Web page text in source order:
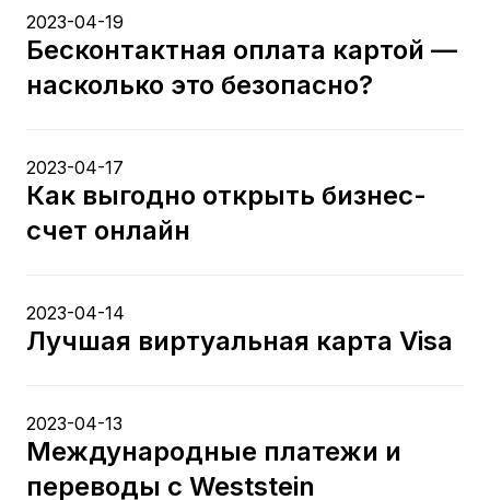
2023-04-19
Бесконтактная оплата картой —
насколько это безопасно?
2023-04-17
Как выгодно открыть бизнес-
счет онлайн
2023-04-14
Лучшая виртуальная карта Visa
2023-04-13
Международные платежи и
переводы с Weststein